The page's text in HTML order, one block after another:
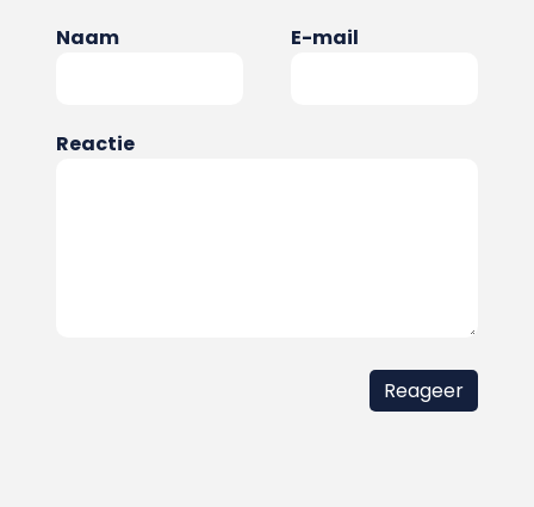
Naam E-mail
Reactie